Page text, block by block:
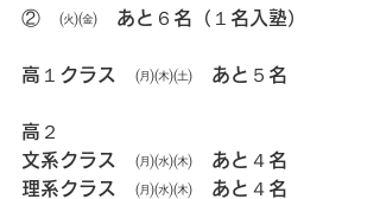
②　㈫㈮　あと６名（１名入塾）
高１クラス　㈪㈭㈯　あと５名
高２
文系クラス　㈪㈬㈭　あと４名
理系クラス　㈪㈬㈭　あと４名